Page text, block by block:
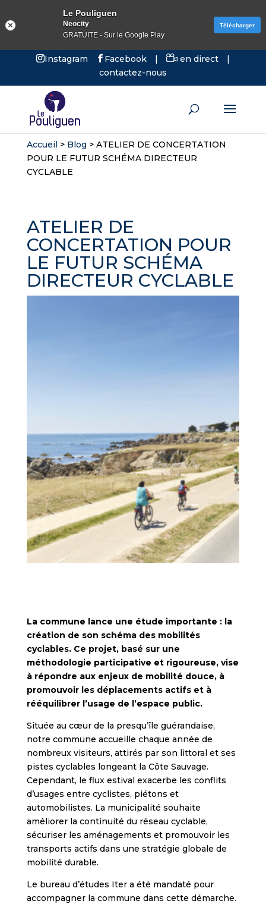
Instagram Facebook | en direct
|
contactez-nous
Accueil> Blog > ATELIER DE CONCERTATION
POUR LE FUTUR SCHÉMA DIRECTEUR
CYCLABLE
ATELIER DE
CONCERTATION POUR
LE FUTUR SCHÉMA
DIRECTEUR CYCLABLE
La commune lance une étude importante : la
création de son schéma des mobilités
cyclables. Ce projet, basé sur une
méthodologie participative et rigoureuse, vise
à répondre aux enjeux de mobilité douce, à
promouvoir les déplacements actifs et à
rééquilibrer l’usage de l’espace public.
Située au cœur de la presqu’île guérandaise,
notre commune accueille chaque année de
nombreux visiteurs, attirés par son littoral et ses
pistes cyclables longeant la Côte Sauvage.
Cependant, le flux estival exacerbe les conflits
d’usages entre cyclistes, piétons et
automobilistes. La municipalité souhaite
améliorer la continuité du réseau cyclable,
sécuriser les aménagements et promouvoir les
transports actifs dans une stratégie globale de
mobilité durable.
Le bureau d’études Iter a été mandaté pour
accompagner la commune dans cette démarche.
Le Pouliguen
Neocity
GRATUITE - Sur le Google Play
Télécharger